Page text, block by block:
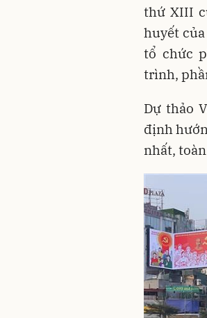
thứ XIII
huyết
tổ chức
trình,
Dự thảo
định
nhất,